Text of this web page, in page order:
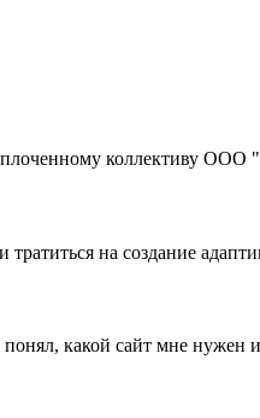
коллективу ООО
на создание
какой сайт мне нужен